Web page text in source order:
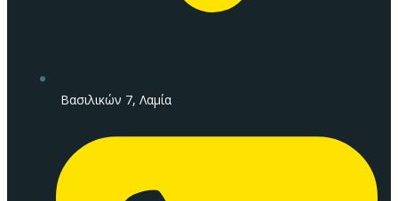
Βασιλικών 7, Λαμία